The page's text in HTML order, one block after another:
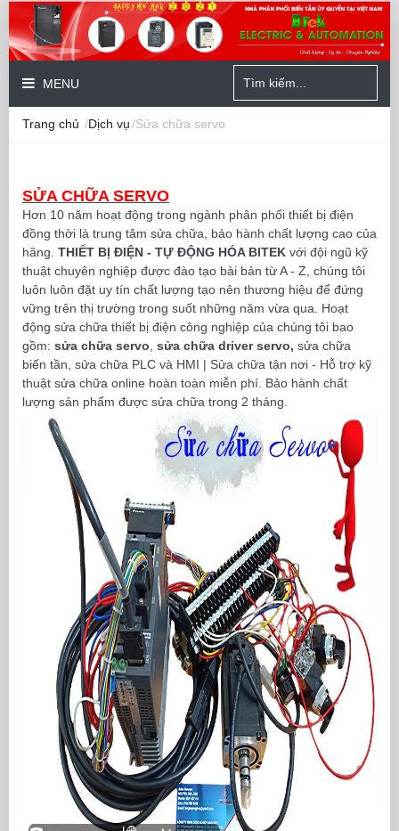
MENU
Trang chủ /Dịch vụ/Sửa chữa servo
SỬA CHỮA SERVO
Hơn 10 năm hoạt động trong ngành phân phối thiết bị điện
đồng thời là trung tâm sửa chữa, bảo hành chất lượng cao của
hãng. THIẾT BỊ ĐIỆN - TỰ ĐỘNG HÓA BITEK với đội ngũ kỹ
thuật chuyên nghiệp được đào tạo bài bản từ A - Z, chúng tôi
luôn luôn đặt uy tín chất lượng tạo nên thương hiệu để đứng
vững trên thị trường trong suốt những năm vừa qua. Hoạt
động sửa chữa thiết bị điện công nghiệp của chúng tôi bao
gồm: sửa chữa servo sửa chữa driver servo, sửa chữa
biến tần, sửa chữa PLC và HMI | Sửa chữa tận nơi - Hỗ trợ kỹ
thuật sửa chữa online hoàn toàn miễn phí. Bảo hành chất
lượng sản phẩm được sửa chữa trong 2 tháng.